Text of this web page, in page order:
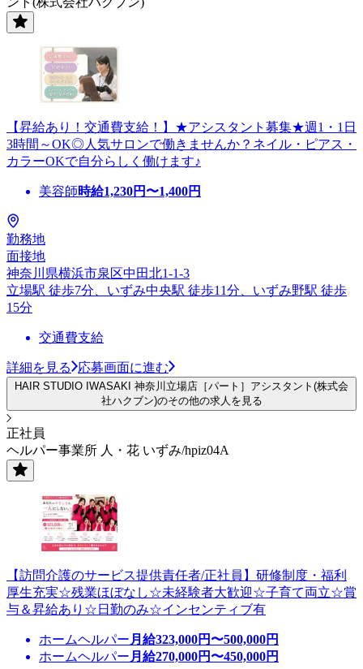
【昇給あり！交通費支給！】★アシスタント募集★週1・1日
3時間～OK◎人気サロンで働きませんか？ネイル・ピアス・
カラーOKで自分らしく働けます♪
美容師時給1,230円〜1,400円
勤務地
面接地
神奈川県横浜市泉区中田北1-1-3
立場駅 徒歩7分、いずみ中央駅 徒歩11分、いずみ野駅 徒歩
15分
交通費支給
詳細を見る 応募画面に進む
HAIR STUDIO IWASAKI 神奈川立場店［パート］アシスタント(株式会
社ハクブン)のその他の求人を見る
正社員
ヘルパー事業所 人・花 いずみ/hpiz04A
【訪問介護のサービス提供責任者/正社員】研修制度・福利
厚生充実☆残業ほぼなし☆未経験者大歓迎☆子育て両立☆賞
与＆昇給あり☆日勤のみ☆インセンティブ有
ホームヘルパー 月給323,000円〜500,000円
ホームヘルパー 月給270,000円〜450,000円